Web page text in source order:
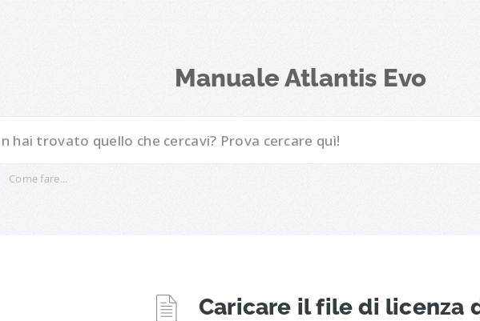
Manuale Atlantis Evo
Come fare...
Caricare il file di licenza